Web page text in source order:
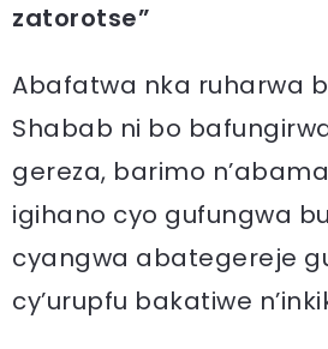
zatorotse”
Abafatwa nka ruharwa
Shabab ni bo
gereza, barimo
igihano cyo gufungwa
cyangwa abategereje
cy’urupfu bakatiwe